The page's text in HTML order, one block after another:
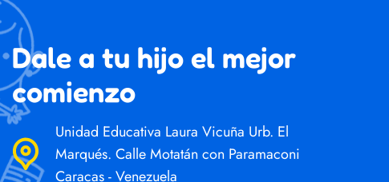
Dale a tu hijo el mejor
comienzo
Unidad Educativa Laura Vicuña Urb. El
Marqués. Calle Motatán con Paramaconi
Caracas - Venezuela